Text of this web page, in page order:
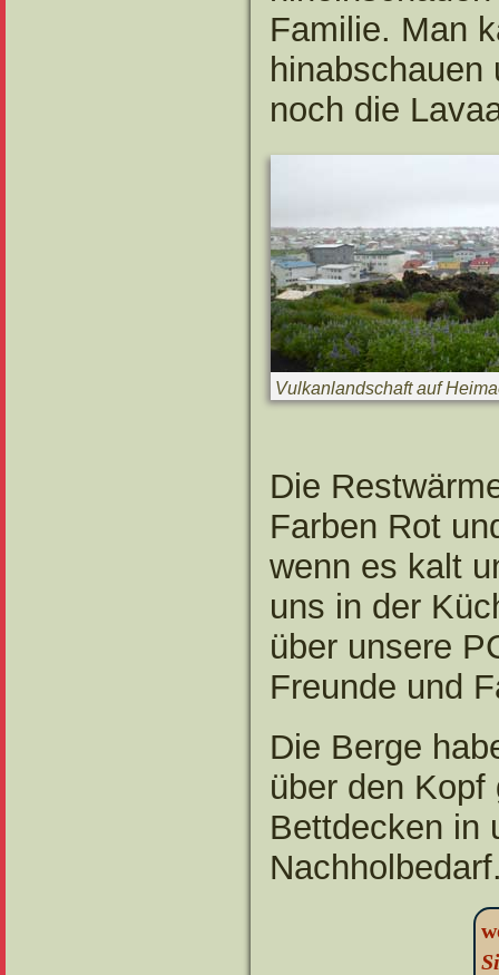
Familie. Man
noch die
Vulkanlandschaft auf
Die
Farben Rot
wenn es kalt
uns in der
über unsere
Freunde und
Die Berge
über den
Bettdecken in